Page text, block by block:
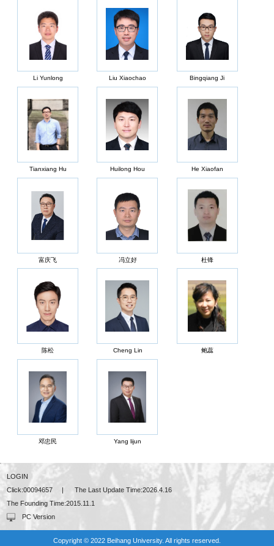
Li Yunlong Liu Xiaochao Bingqiang Ji
Tianxiang Hu Huilong Hou He Xiaofan
富庆飞 冯立好 杜锋
陈松 Cheng Lin 鲍蕊
邓忠民 Yang lijun
LOGIN
Click:00094657 The Last Update Time:2026 .4 16
The Founding Time:2015 11 1
PC Version
Copyright © 2022 Beihang University. All rights reserved.